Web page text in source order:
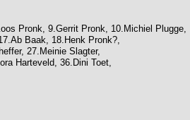
Pronk, 9.Gerrit Pronk, 10.Michiel Plugge,
Baak, 18.Henk Pronk?,
27.Meinie Slagter,
Harteveld, 36.Dini Toet,